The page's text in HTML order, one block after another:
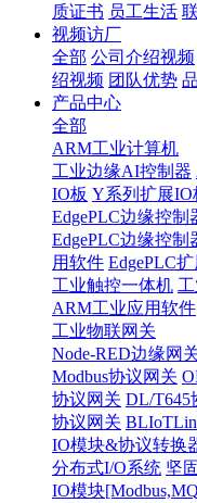
质证书 员工生活
视频访厂
全部 公司介绍视频
绍视频 团队优势
产品中心
全部
ARM工业计算机
工业边缘AI控制器
IO板 Y系列扩展IO
EdgePLC边缘控制
EdgePLC边缘控制
用软件 EdgePLC
工业触控一体机
ARM工业应用软件
工业物联网关
Node-RED边缘网
Modbus协议网关
协议网关 DL/T645
协议网关
IO模块&协议转换
分布式I/O系统 坚
IO模块